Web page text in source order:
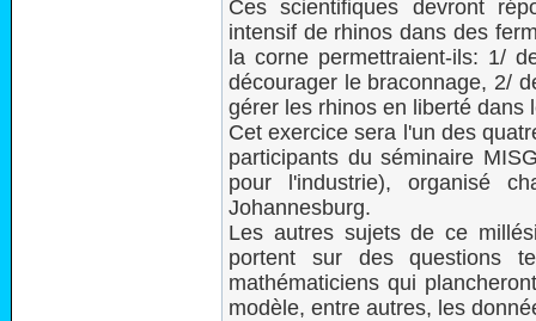
Ces scientifiques devront
intensif de rhinos dans des
la corne permettraient-ils: 1/
décourager le braconnage, 2/
gérer les rhinos en liberté dans
Cet exercice sera l'un des
participants du séminaire
pour l'industrie), organisé
Johannesburg.
Les autres sujets de ce
portent sur des questions
mathématiciens qui
modèle, entre autres, les